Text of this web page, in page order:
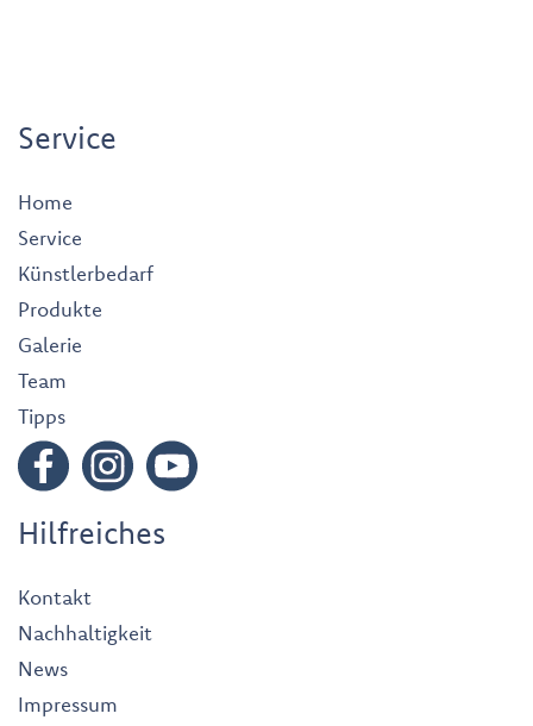
Service
Home
Service
Künstlerbedarf
Produkte
Galerie
Team
Tipps
Hilfreiches
Kontakt
Nachhaltigkeit
News
Impressum